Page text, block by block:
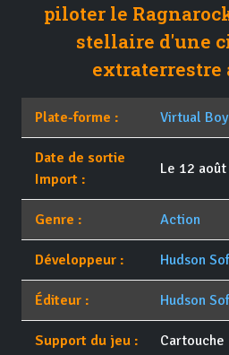
piloter le
stellaire d'une
extraterrestre
Plate-forme : Virtual Boy
Date de sortie
Import :
Le 12 août
Genre : Action
Développeur : Hudson
Éditeur : Hudson
Support du jeu : Cartouche